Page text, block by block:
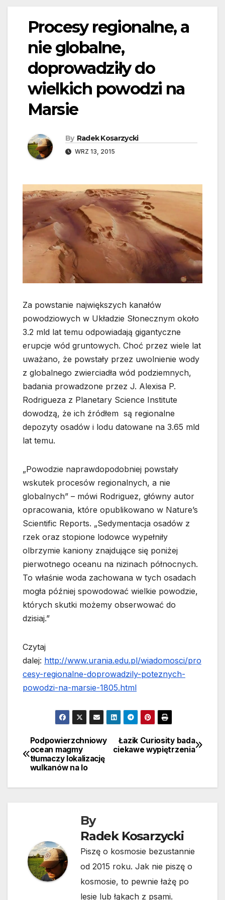
Procesy regionalne, a
nie globalne,
doprowadziły do
wielkich powodzi na
Marsie
By Radek Kosarzycki
WRZ 13, 2015
Za powstanie największych kanałów
powodziowych w Układzie Słonecznym około
3.2 mld lat temu odpowiadają gigantyczne
erupcje wód gruntowych. Choć przez wiele lat
uważano, że powstały przez uwolnienie wody
z globalnego zwierciadła wód podziemnych,
badania prowadzone przez J. Alexisa P.
Rodrigueza z Planetary Science Institute
dowodzą, że ich źródłem są regionalne
depozyty osadów i lodu datowane na 3.65 mld
lat temu.
„Powodzie naprawdopodobniej powstały
wskutek procesów regionalnych, a nie
globalnych” – mówi Rodriguez, główny autor
opracowania, które opublikowano w Nature’s
Scientific Reports. „Sedymentacja osadów z
rzek oraz stopione lodowce wypełniły
olbrzymie kaniony znajdujące się poniżej
pierwotnego oceanu na nizinach północnych.
To właśnie woda zachowana w tych osadach
mogła później spowodować wielkie powodzie,
których skutki możemy obserwować do
dzisiaj.”
Czytaj
dalej: http://www.urania.edu.pl/wiadomosci/pro
cesy-regionalne-doprowadzily-poteznych-
powodzi-na-marsie-1805.html
Nawigacja
wpisu
Łazik Curiosity bada
ciekawe wypiętrzenia
Podpowierzchniowy
ocean magmy
tłumaczy lokalizację
wulkanów na Io
By
Radek Kosarzycki
Piszę o kosmosie bezustannie
od 2015 roku. Jak nie piszę o
kosmosie, to pewnie łażę po
lesie lub łąkach z psami.